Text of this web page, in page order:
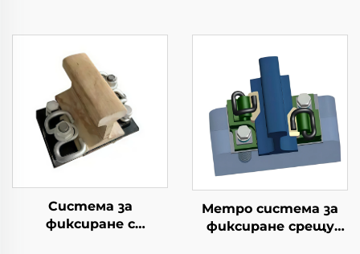
Система за
фиксиране с
Метро система за
фиксиране срещу